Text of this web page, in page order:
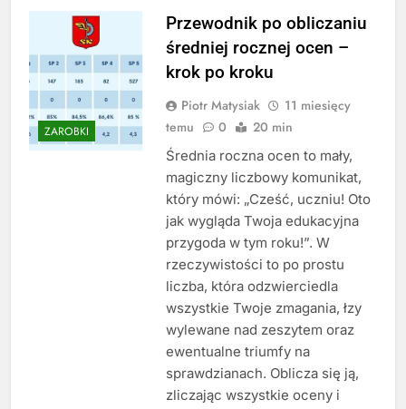
ZAROBKI
Przewodnik po obliczaniu
średniej rocznej ocen –
krok po kroku
Piotr Matysiak
11 miesięcy
temu
0 20 min
Średnia roczna ocen to mały,
magiczny liczbowy komunikat,
który mówi: „Cześć, uczniu! Oto
jak wygląda Twoja edukacyjna
przygoda w tym roku!”. W
rzeczywistości to po prostu
liczba, która odzwierciedla
wszystkie Twoje zmagania, łzy
wylewane nad zeszytem oraz
ewentualne triumfy na
sprawdzianach. Oblicza się ją,
zliczając wszystkie oceny i